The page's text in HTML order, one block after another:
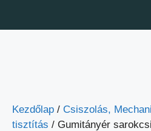
Kezdőlap / Csiszolás,
tisztítás / Gumitányér